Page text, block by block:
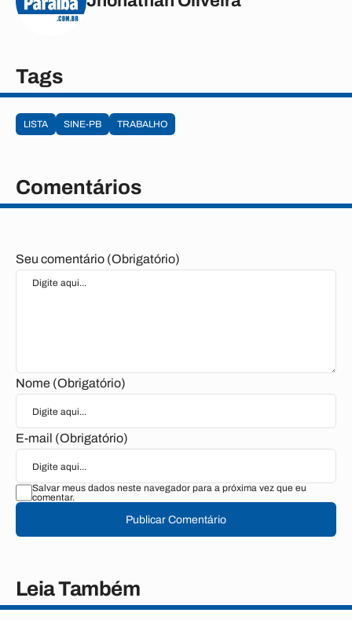
Tags
LISTA SINE-PB TRABALHO
Comentários
Seu comentário (Obrigatório)
Nome (Obrigatório)
E-mail (Obrigatório)
Salvar meus dados neste navegador para a próxima vez que eu
comentar.
Publicar Comentário
Leia Também